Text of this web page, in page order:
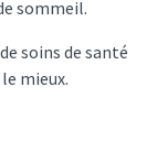
sommeil.
soins de santé
mieux.